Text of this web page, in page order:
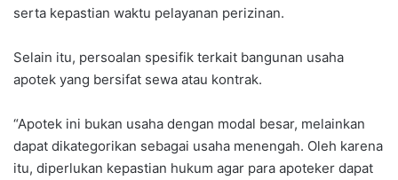
serta kepastian waktu pelayanan perizinan.
Selain itu, persoalan spesifik terkait bangunan usaha
apotek yang bersifat sewa atau kontrak.
“Apotek ini bukan usaha dengan modal besar, melainkan
dapat dikategorikan sebagai usaha menengah. Oleh karena
itu, diperlukan kepastian hukum agar para apoteker dapat